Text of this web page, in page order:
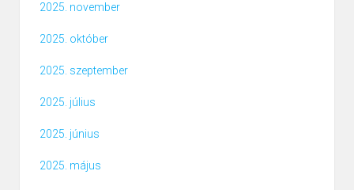
2025. november
2025. október
2025. szeptember
2025. július
2025. június
2025. május